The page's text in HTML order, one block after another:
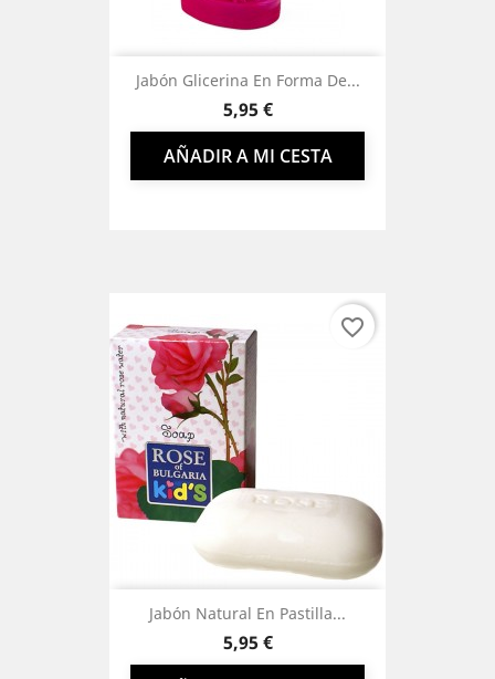
Jabón Glicerina En Forma De...
Precio
5,95 €
AÑADIR A MI CESTA
Jabón Natural En Pastilla...
Precio
5,95 €
favorite_border